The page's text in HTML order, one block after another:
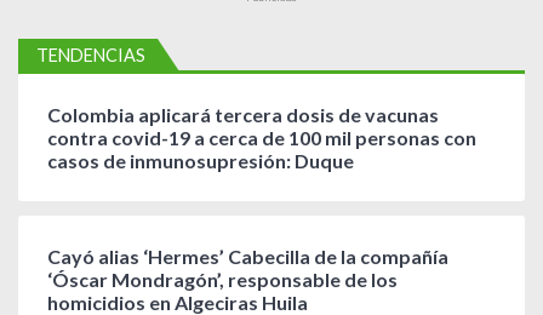
TENDENCIAS
Colombia aplicará tercera dosis de vacunas
contra covid-19 a cerca de 100 mil personas con
casos de inmunosupresión: Duque
Cayó alias ‘Hermes’ Cabecilla de la compañía
‘Óscar Mondragón’, responsable de los
homicidios en Algeciras Huila